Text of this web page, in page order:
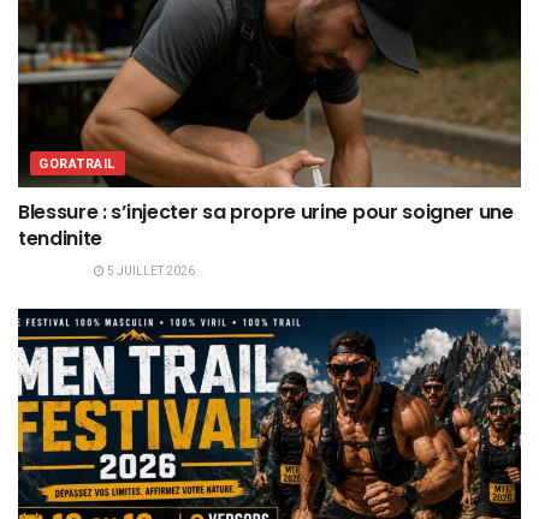
GORATRAIL
Blessure : s’injecter sa propre urine pour soigner une
tendinite
5 JUILLET 2026